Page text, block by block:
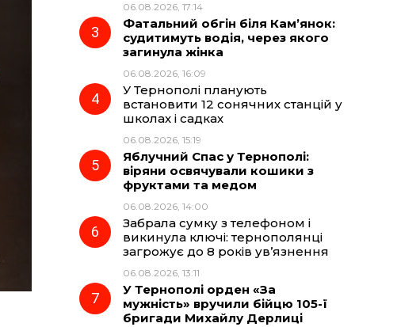
06.08.2026, 17:14
Фатальний обгін біля Кам’янок:
судитимуть водія, через якого
загинула жінка
06.08.2026, 16:09
У Тернополі планують
встановити 12 сонячних станцій у
школах і садках
06.08.2026, 15:19
Яблучний Спас у Тернополі:
віряни освячували кошики з
фруктами та медом
06.08.2026, 14:00
Забрала сумку з телефоном і
викинула ключі: тернополянці
загрожує до 8 років ув’язнення
06.08.2026, 13:11
У Тернополі орден «За
мужність» вручили бійцю 105-ї
бригади Михайлу Дерлиці